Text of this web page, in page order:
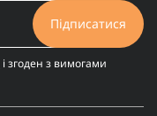
Підписатися
і згоден з вимогами